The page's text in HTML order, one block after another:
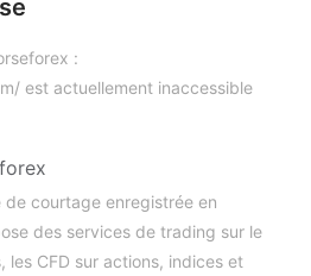
:
est actuellement inaccessible
courtage enregistrée en
des services de trading sur le
CFD sur actions, indices et